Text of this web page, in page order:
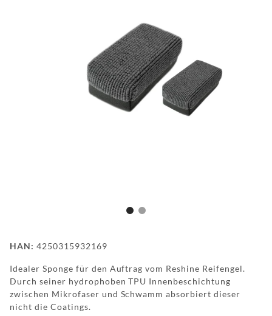
FAQ
HINTER
DEN
KULISSEN
MEILENSTEINE
WF-
CUSTOM
HAN: 4250315932169
Idealer Sponge für den Auftrag vom Reshine Reifengel.
Durch seiner hydrophoben TPU Innenbeschichtung
zwischen Mikrofaser und Schwamm absorbiert dieser
nicht die Coatings.